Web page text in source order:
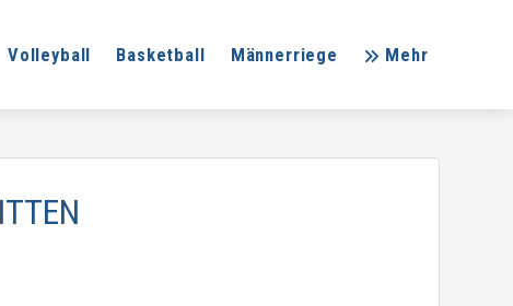
Volleyball Basketball Männerriege Mehr